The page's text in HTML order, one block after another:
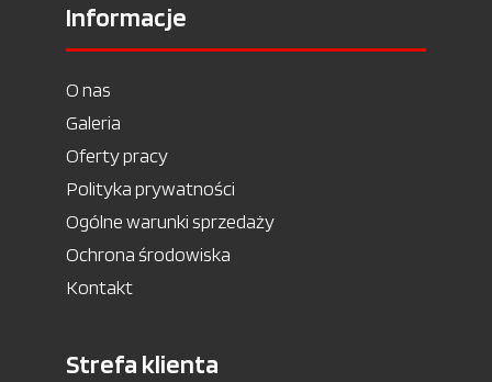
Informacje
O nas
Galeria
Oferty pracy
Polityka prywatności
Ogólne warunki sprzedaży
Ochrona środowiska
Kontakt
Strefa klienta